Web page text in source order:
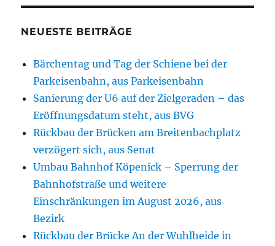
NEUESTE BEITRÄGE
Bärchentag und Tag der Schiene bei der
Parkeisenbahn, aus Parkeisenbahn
Sanierung der U6 auf der Zielgeraden – das
Eröffnungsdatum steht, aus BVG
Rückbau der Brücken am Breitenbachplatz
verzögert sich, aus Senat
Umbau Bahnhof Köpenick – Sperrung der
Bahnhofstraße und weitere
Einschränkungen im August 2026, aus
Bezirk
Rückbau der Brücke An der Wuhlheide in